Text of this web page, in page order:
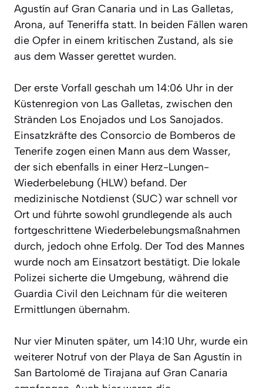
Agustín auf Gran Canaria und in Las Galletas,
Arona, auf Teneriffa statt. In beiden Fällen waren
die Opfer in einem kritischen Zustand, als sie
aus dem Wasser gerettet wurden.
Der erste Vorfall geschah um 14:06 Uhr in der
Küstenregion von Las Galletas, zwischen den
Stränden Los Enojados und Los Sanojados.
Einsatzkräfte des Consorcio de Bomberos de
Tenerife zogen einen Mann aus dem Wasser,
der sich ebenfalls in einer Herz-Lungen-
Wiederbelebung (HLW) befand. Der
medizinische Notdienst (SUC) war schnell vor
Ort und führte sowohl grundlegende als auch
fortgeschrittene Wiederbelebungsmaßnahmen
durch, jedoch ohne Erfolg. Der Tod des Mannes
wurde noch am Einsatzort bestätigt. Die lokale
Polizei sicherte die Umgebung, während die
Guardia Civil den Leichnam für die weiteren
Ermittlungen übernahm.
Nur vier Minuten später, um 14:10 Uhr, wurde ein
weiterer Notruf von der Playa de San Agustín in
San Bartolomé de Tirajana auf Gran Canaria